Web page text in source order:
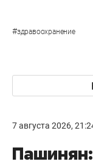
#здравоохранение
7 августа 2026,